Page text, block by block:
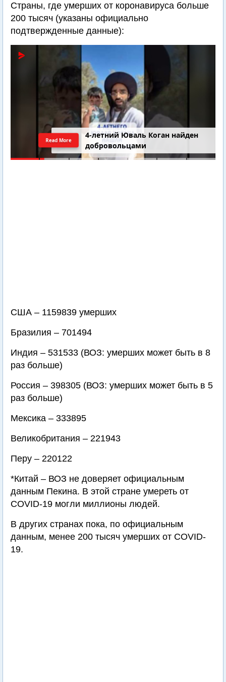
Страны, где умерших от коронавируса больше
200 тысяч (указаны официально
подтвержденные данные):
4-летний Юваль Коган найден
добровольцами
Read More
США – 1159839 умерших
Бразилия – 701494
Индия – 531533 (ВОЗ: умерших может быть в 8
раз больше)
Россия – 398305 (ВОЗ: умерших может быть в 5
раз больше)
Мексика – 333895
Великобритания – 221943
Перу – 220122
*Китай – ВОЗ не доверяет официальным
данным Пекина. В этой стране умереть от
COVID-19 могли миллионы людей.
В других странах пока, по официальным
данным, менее 200 тысяч умерших от COVID-
19.